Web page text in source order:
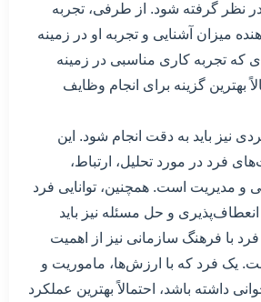
در نظر گرفته شود. از طرفی، تجربه
میزان آشنایی و تجربه او در زمینه
که تجربه کاری مناسبی در زمینه
بهترین گزینه برای انجام وظایف
نیز باید به دقت انجام شود. این
فرد در مورد تحلیل، ارتباط،
و مدیریت است. همچنین، توانایی فرد
و حل مسئله نیز باید
فرد با فرهنگ سازمانی نیز از اهمیت
یک فرد که با ارزش‌ها، ماموریت و
داشته باشد، احتمالاً بهترین عملکرد